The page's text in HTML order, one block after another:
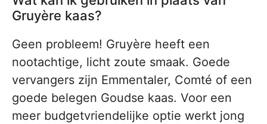
Gruyère kaas?
Geen probleem! Gruyère heeft een
nootachtige, licht zoute smaak. Goede
vervangers zijn Emmentaler, Comté of een
goede belegen Goudse kaas. Voor een
meer budgetvriendelijke optie werkt jong